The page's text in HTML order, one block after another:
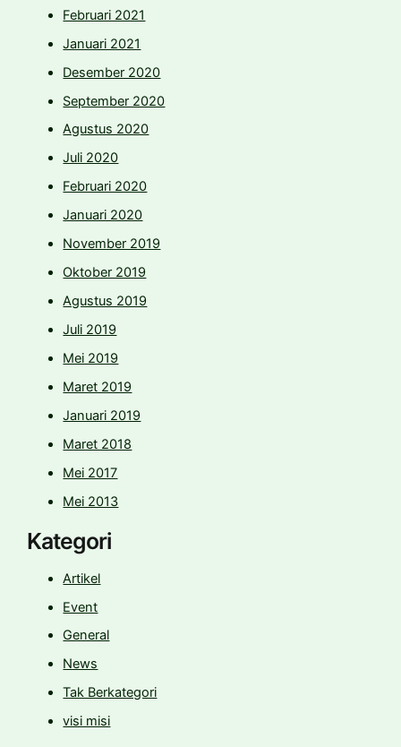
Februari 2021
Januari 2021
Desember 2020
September 2020
Agustus 2020
Juli 2020
Februari 2020
Januari 2020
November 2019
Oktober 2019
Agustus 2019
Juli 2019
Mei 2019
Maret 2019
Januari 2019
Maret 2018
Mei 2017
Mei 2013
Kategori
Artikel
Event
General
News
Tak Berkategori
visi misi